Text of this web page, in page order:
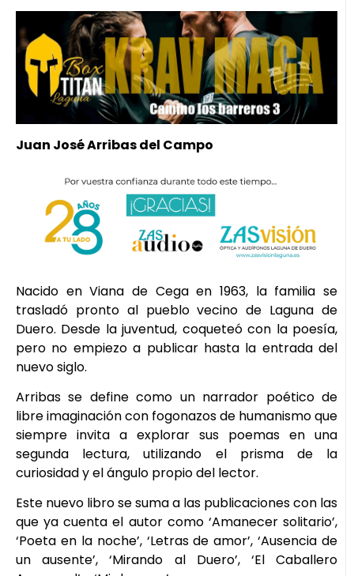
Juan José Arribas del Campo
Nacido en Viana de Cega en 1963, la familia se
trasladó pronto al pueblo vecino de Laguna de
Duero. Desde la juventud, coqueteó con la poesía,
pero no empiezo a publicar hasta la entrada del
nuevo siglo.
Arribas se define como un narrador poético de
libre imaginación con fogonazos de humanismo que
siempre invita a explorar sus poemas en una
segunda lectura, utilizando el prisma de la
curiosidad y el ángulo propio del lector.
Este nuevo libro se suma a las publicaciones con las
que ya cuenta el autor como ‘Amanecer solitario’,
‘Poeta en la noche’, ‘Letras de amor’, ‘Ausencia de
un ausente’, ‘Mirando al Duero’, ‘El Caballero